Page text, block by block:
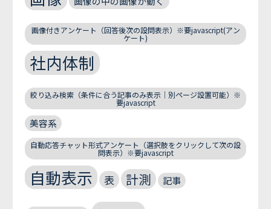
画像付きアンケート（回答後次の設問表示）※要javascript(アン
ケート)
社内体制
絞り込み検索（条件に合う記事のみ表示｜別ページ設置可能）※
要javascript
美容系
自動応答チャット形式アンケート（選択肢をクリックして次の設
問表示）※要javascript
自動表示 表 計測 記事